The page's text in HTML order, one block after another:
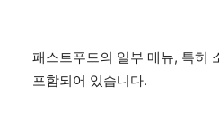
패스트푸드의 일부 메뉴, 특히
포함되어 있습니다.